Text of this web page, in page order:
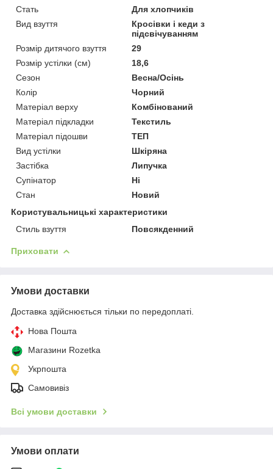
Стать
Для хлопчиків
Вид взуття
Кросівки і кеди з
підсвічуванням
Розмір дитячого взуття
29
Розмір устілки (см)
18,6
Сезон
Весна/Осінь
Колір
Чорний
Матеріал верху
Комбінований
Матеріал підкладки
Текстиль
Матеріал підошви
ТЕП
Вид устілки
Шкіряна
Застібка
Липучка
Супінатор
Ні
Стан
Новий
Користувальницькі характеристики
Стиль взуття
Повсякденний
Приховати
Умови доставки
Доставка здійснюється тільки по передоплаті.
Нова Пошта
Магазини Rozetka
Укрпошта
Самовивіз
Всі умови доставки
Умови оплати